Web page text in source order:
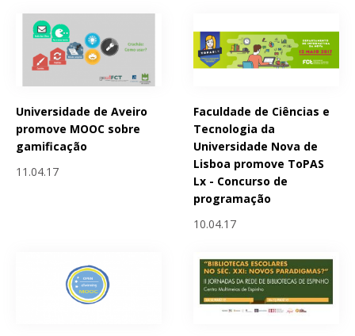
Universidade de Aveiro
promove MOOC sobre
gamificação
11.04.17
Faculdade de Ciências e
Tecnologia da
Universidade Nova de
Lisboa promove ToPAS
Lx - Concurso de
programação
10.04.17